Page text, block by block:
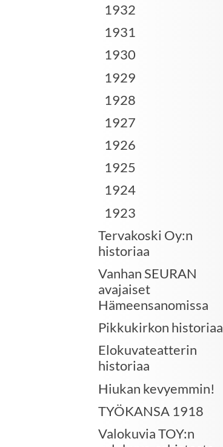
1932
1931
1930
1929
1928
1927
1926
1925
1924
1923
Tervakoski Oy:n
historiaa
Vanhan SEURAN
avajaiset
Hämeensanomissa
Pikkukirkon historiaa
Elokuvateatterin
historiaa
Hiukan kevyemmin!
TYÖKANSA 1918
Valokuvia TOY:n